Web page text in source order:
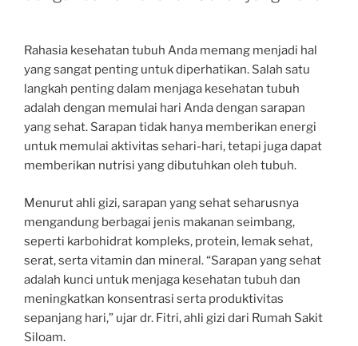
Rahasia kesehatan tubuh Anda memang menjadi hal
yang sangat penting untuk diperhatikan. Salah satu
langkah penting dalam menjaga kesehatan tubuh
adalah dengan memulai hari Anda dengan sarapan
yang sehat. Sarapan tidak hanya memberikan energi
untuk memulai aktivitas sehari-hari, tetapi juga dapat
memberikan nutrisi yang dibutuhkan oleh tubuh.
Menurut ahli gizi, sarapan yang sehat seharusnya
mengandung berbagai jenis makanan seimbang,
seperti karbohidrat kompleks, protein, lemak sehat,
serat, serta vitamin dan mineral. “Sarapan yang sehat
adalah kunci untuk menjaga kesehatan tubuh dan
meningkatkan konsentrasi serta produktivitas
sepanjang hari,” ujar dr. Fitri, ahli gizi dari Rumah Sakit
Siloam.